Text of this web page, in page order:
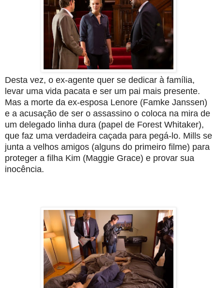
Desta vez, o ex-agente quer se dedicar à família,
levar uma vida pacata e ser um pai mais presente.
Mas a morte da ex-esposa Lenore (Famke Janssen)
e a acusação de ser o assassino o coloca na mira de
um delegado linha dura (papel de Forest Whitaker),
que faz uma verdadeira caçada para pegá-lo. Mills se
junta a velhos amigos (alguns do primeiro filme) para
proteger a filha Kim (Maggie Grace) e provar sua
inocência.